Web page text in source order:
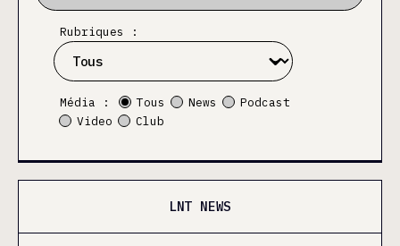
Rubriques :
Média : Tous News
Podcast
Video
Club
LNT NEWS